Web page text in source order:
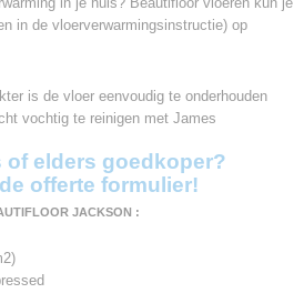
in de vloerverwarmingsinstructie) op
is de vloer eenvoudig te onderhouden
vochtig te reinigen met James
of elders goedkoper?
offerte formulier!
JACKSON :